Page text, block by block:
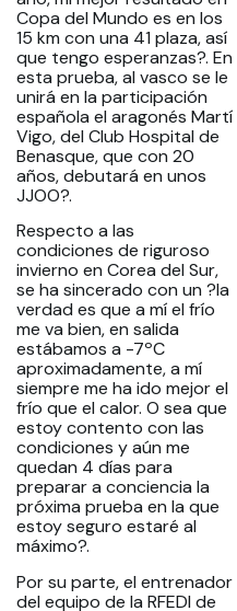
Copa del Mundo es en los
15 km con una 41 plaza, así
que tengo esperanzas?. En
esta prueba, al vasco se le
unirá en la participación
española el aragonés Martí
Vigo, del Club Hospital de
Benasque, que con 20
años, debutará en unos
JJOO?.
Respecto a las
condiciones de riguroso
invierno en Corea del Sur,
se ha sincerado con un ?la
verdad es que a mí el frío
me va bien, en salida
estábamos a -7ºC
aproximadamente, a mí
siempre me ha ido mejor el
frío que el calor. O sea que
estoy contento con las
condiciones y aún me
quedan 4 días para
preparar a conciencia la
próxima prueba en la que
estoy seguro estaré al
máximo?.
Por su parte, el entrenador
del equipo de la RFEDI de